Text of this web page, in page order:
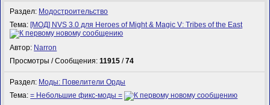
Раздел: Модостроительство
Тема: [МОД] NVS 3.0 для Heroes of Might & Magic V: Tribes of the East
Автор: Narron
Просмотры / Сообщения:11915 /74
Раздел: Моды: Повелители Орды
Тема:= Небольшие фикс-моды =